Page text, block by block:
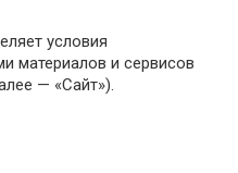
условия
материалов и сервисов
— «Сайт»).